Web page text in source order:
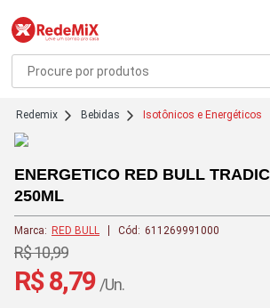
Redemix – Supermercado Online
redemix Bebidas Isotônicos e Energéticos
ENERGETICO RED BULL
250ML
Marca: RED BULL Cód: 611269991000
R$ 10,99
R$ 8,79 /Un.